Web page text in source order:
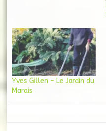
Yves Gillen – Le Jardin du
Marais